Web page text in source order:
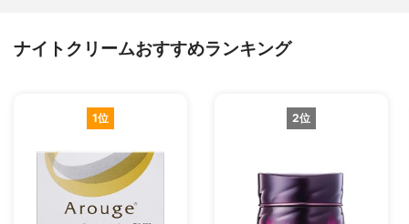
ナイトクリームおすすめランキング
1位 2位